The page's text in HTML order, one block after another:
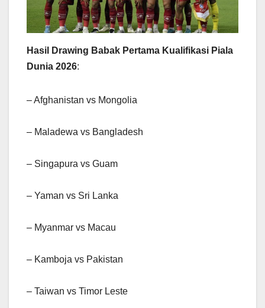
Hasil Drawing Babak Pertama Kualifikasi Piala
Dunia 2026:
– Afghanistan vs Mongolia
– Maladewa vs Bangladesh
– Singapura vs Guam
– Yaman vs Sri Lanka
– Myanmar vs Macau
– Kamboja vs Pakistan
– Taiwan vs Timor Leste